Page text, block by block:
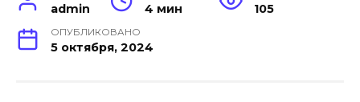
admin 4 мин 105
ОПУБЛИКОВАНО
5 октября, 2024